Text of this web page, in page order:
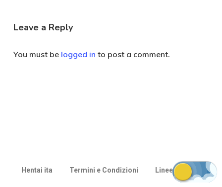
Leave a Reply
You must be logged in to post a comment.
Hentai ita Termini e Condizioni Linee guida